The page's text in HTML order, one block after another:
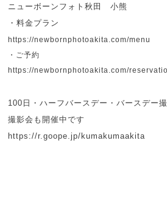
ニューボーンフォト秋田 小熊
・料金プラン
https://newbornphotoakita.com/menu
・ご予約
https://newbornphotoakita.com/
100日・ハーフバースデー・バースデー
撮影会も開催中です
https://r.goope.jp/kumakumaakita